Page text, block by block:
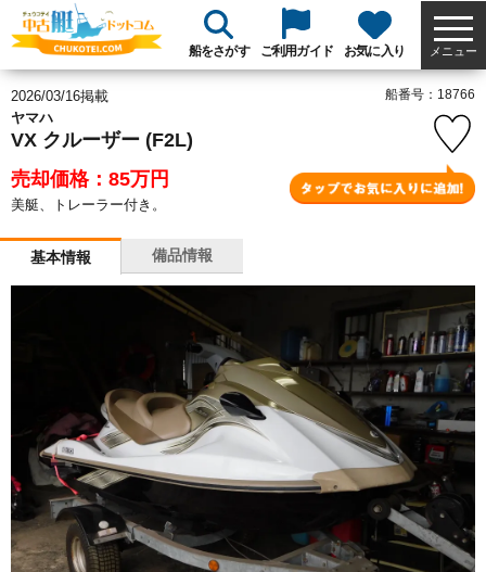
船をさがす ご利用ガイド お気に入り メニュー
2026/03/16掲載
ヤマハ
VX クルーザー (F2L)
売却価格：85万円
美艇、トレーラー付き。
船番号：18766
基本情報 備品情報